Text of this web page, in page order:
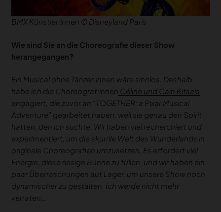
BMX Künstler:innen © Disneyland Paris
Wie sind Sie an die Choreografie dieser Show
herangegangen?
Ein Musical ohne Tänzer:innen wäre sinnlos. Deshalb
habe ich die Choreograf:innen Céline und Caïn Kitsais
engagiert, die zuvor an “TOGETHER: a Pixar Musical
Adventure” gearbeitet haben, weil sie genau den Spirit
hatten, den ich suchte. Wir haben viel recherchiert und
experimentiert, um die skurrile Welt des Wunderlands in
originale Choreografien umzusetzen. Es erfordert viel
Energie, diese riesige Bühne zu füllen, und wir haben ein
paar Überraschungen auf Lager, um unsere Show noch
dynamischer zu gestalten. Ich werde nicht mehr
verraten…